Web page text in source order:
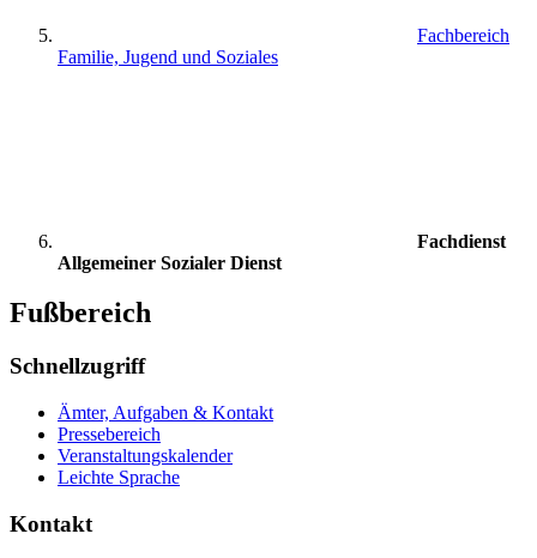
Fachbereich
Familie, Jugend und Soziales
Fachdienst
Allgemeiner Sozialer Dienst
Fußbereich
Schnellzugriff
Ämter, Aufgaben & Kontakt
Pressebereich
Veranstaltungskalender
Leichte Sprache
Kontakt